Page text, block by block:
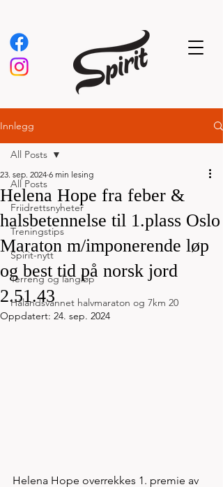
Innlegg
All Posts
Friidrettsnyheter
Treningstips
Spirit-nytt
Terreng og langløp
Hålandsvannet halvmaraton og 7km 20
All Posts
Helena Hope fra feber &
halsbetennelse til 1.plass Oslo
Maraton m/imponerende løp
og best tid på norsk jord
2.51.43
23. sep. 2024 6 min lesing
Oppdatert: 24. sep. 2024
Helena Hope overrekkes 1. premie av